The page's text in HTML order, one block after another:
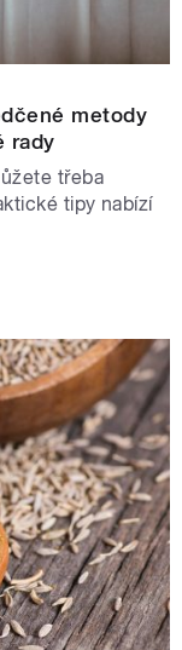
metody
rady
třeba
tipy nabízí